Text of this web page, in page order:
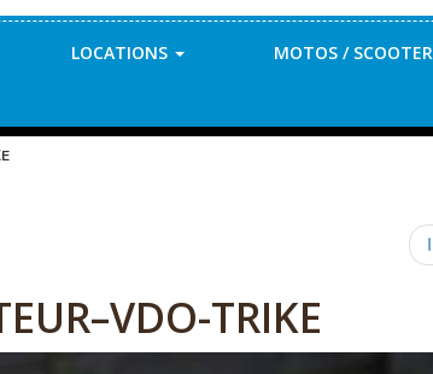
LOCATIONS MOTOS / SCOOTER
TRIKE